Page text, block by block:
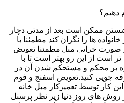
دهیم؟
ممکن است بعد از مدتی دچار
ها را نگران کند مطمئنا با
صورت خرابی مبل مطمئنا تعویض
است از این رو بهتر است تا با
بر محکم و مستحکم شدن آن در
جویی کنید.تعویض اسفنج و فوم
کار توسط تعمیرکار مبل خانه
روش های روز دنیا زیر نظر پرسنل